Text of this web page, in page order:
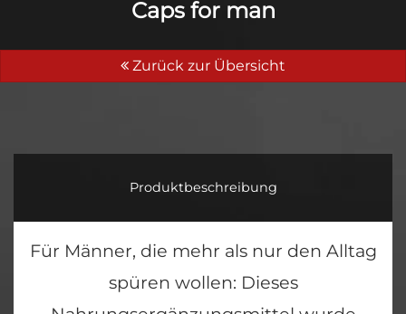
Caps for man
Zurück zur Übersicht
Produktbeschreibung
Für Männer, die mehr als nur den Alltag
spüren wollen: Dieses